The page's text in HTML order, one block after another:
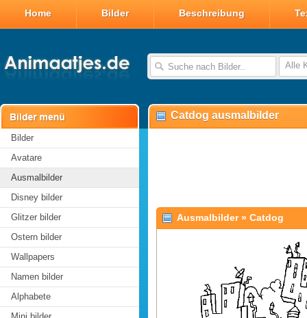
Home Bilder Beschreibung
Alle
Bilder
Avatare
Ausmalbilder
Disney bilder
Glitzer bilder
Ostern bilder
Wallpapers
Namen bilder
Alphabete
Catdog ausmalbilder
Ausmalbilder» Catdog